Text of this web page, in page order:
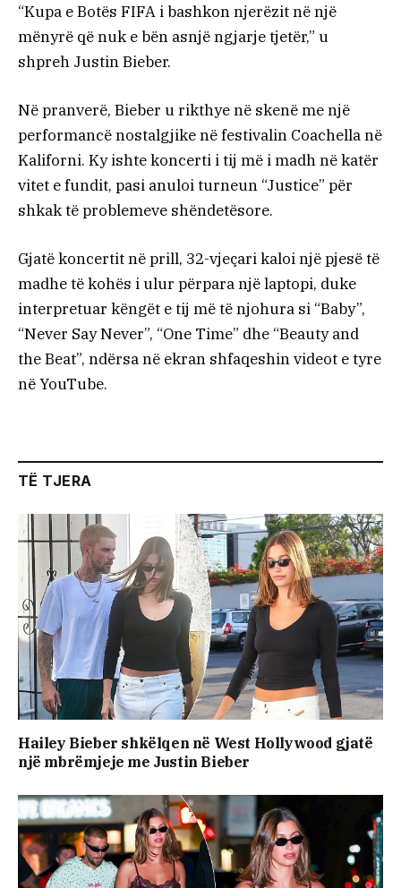
“Kupa e Botës FIFA i bashkon njerëzit në një
mënyrë që nuk e bën asnjë ngjarje tjetër,” u
shpreh Justin Bieber.
Në pranverë, Bieber u rikthye në skenë me një
performancë nostalgjike në festivalin Coachella në
Kaliforni. Ky ishte koncerti i tij më i madh në katër
vitet e fundit, pasi anuloi turneun “Justice” për
shkak të problemeve shëndetësore.
Gjatë koncertit në prill, 32-vjeçari kaloi një pjesë të
madhe të kohës i ulur përpara një laptopi, duke
interpretuar këngët e tij më të njohura si “Baby”,
“Never Say Never”, “One Time” dhe “Beauty and
the Beat”, ndërsa në ekran shfaqeshin videot e tyre
në YouTube.
TË TJERA
Hailey Bieber shkëlqen në West Hollywood gjatë
një mbrëmjeje me Justin Bieber